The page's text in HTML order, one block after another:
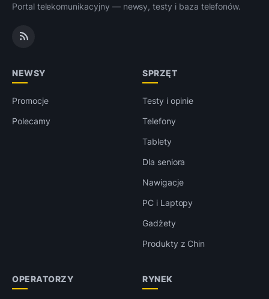
Portal telekomunikacyjny — newsy, testy i baza telefonów.
NEWSY
Promocje
Polecamy
SPRZĘT
Testy i opinie
Telefony
Tablety
Dla seniora
Nawigacje
PC i Laptopy
Gadżety
Produkty z Chin
OPERATORZY RYNEK